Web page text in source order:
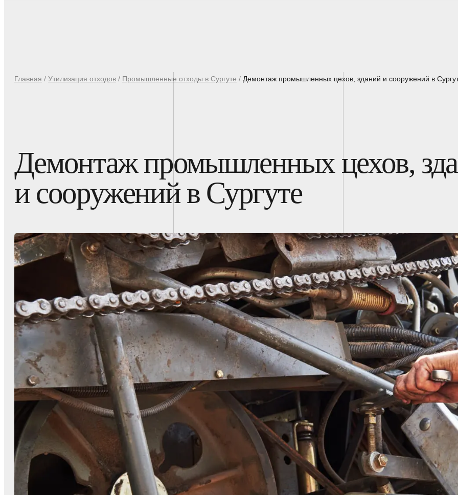
Главная / Утилизация отходов / Промышленные отходы в Сургуте / Демонтаж промышленных цехов, зданий и сооружений в
Демонтаж промышленных цехов,
и сооружений в Сургуте